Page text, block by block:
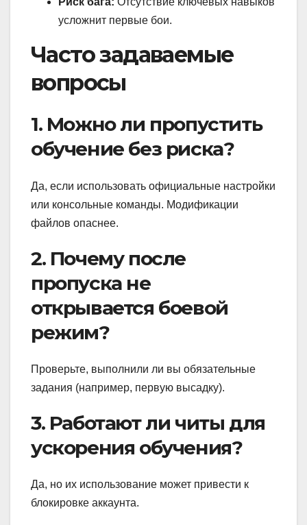
усложнит первые бои.
Часто задаваемые
вопросы
1. Можно ли пропустить
обучение без риска?
Да, если использовать официальные настройки
или консольные команды. Модификации
файлов опаснее.
2. Почему после
пропуска не
открывается боевой
режим?
Проверьте, выполнили ли вы обязательные
задания (например, первую высадку).
3. Работают ли читы для
ускорения обучения?
Да, но их использование может привести к
блокировке аккаунта.